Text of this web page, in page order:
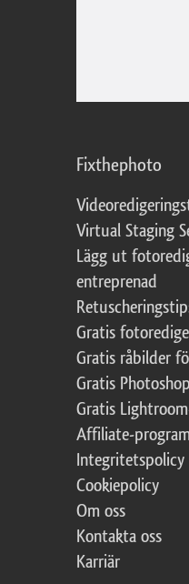
Fixthephoto
Virtual Staging
Lägg ut
entreprenad
Gratis
Gratis råbilder
Gratis
Gratis
Affiliate-program
Integritetspolicy
Cookiepolicy
Om oss
Kontakta oss
Karriär